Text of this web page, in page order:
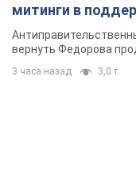
митинги в
вернуть Федорова
3 часа назад 3,0 т.